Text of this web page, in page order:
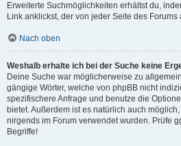
Erweiterte Suchmöglichkeiten erhältst du,
Link anklickst, der von jeder Seite des Forums
Nach oben
Weshalb erhalte ich bei der Suche keine
Deine Suche war möglicherweise zu
gängige Wörter, welche von phpBB nicht
spezifischere Anfrage und benutze die
bietet. Außerdem ist es natürlich auch
nirgends im Forum verwendet wurden. Prüfe
Begriffe!